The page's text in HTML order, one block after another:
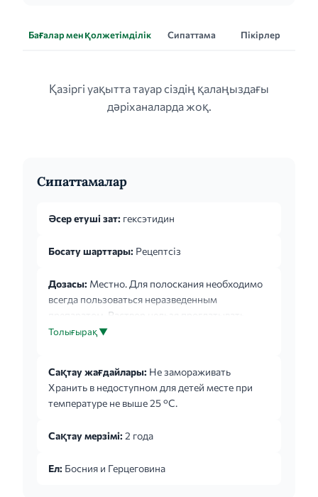
Бағалар мен қолжетімділік Сипаттама Пікірлер
Қазіргі уақытта тауар сіздің қалаңыздағы
дәріханаларда жоқ.
Сипаттамалар
Әсер етуші зат: гексэтидин
Босату шарттары: Рецептсіз
Дозасы: Местно. Для полоскания необходимо
всегда пользоваться неразведенным
препаратом. Раствор нельзя проглатывать.
Необходимо выплюнуть раствор после
полоскать полость рта 10-15 мл (одна столовая
ложка) неразведенного раствора препарата в
течение 30 секунд. При заболеваниях горла у
применяют полоскания таким же количеством
протяжении 30 се...
Толығырақ ▼
Сақтау жағдайлары: Не замораживать
Хранить в недоступном для детей месте при
температуре не выше 25 °С.
Сақтау мерзімі: 2 года
Ел: Босния и Герцеговина